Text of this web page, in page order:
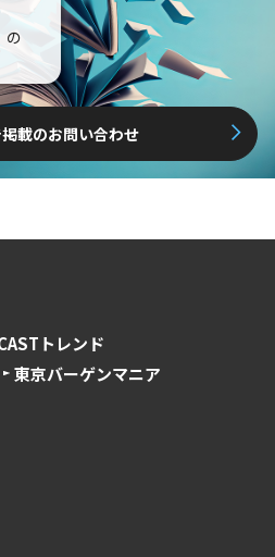
の
載のお問い合わせ
トレンド
東京バーゲンマニア